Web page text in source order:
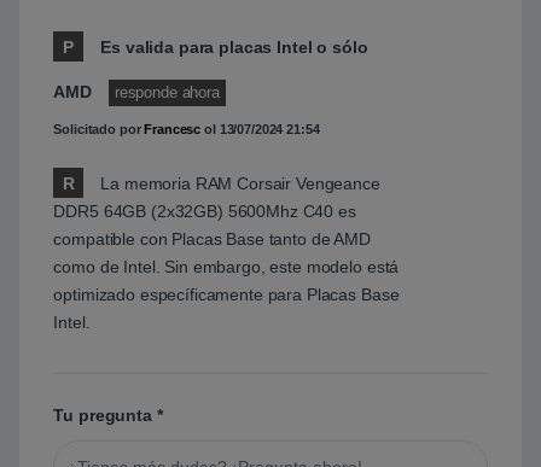
P Es valida para placas Intel o sólo
AMD responde ahora
Solicitado por Francesc ol 13/07/2024 21:54
R La memoria RAMCorsair Vengeance
DDR5 64GB (2x32GB) 5600Mhz C40 es
compatible con Placas Base tanto de AMD
como de Intel. Sin embargo, este modelo está
optimizado específicamente para Placas Base
Intel.
Tu pregunta *